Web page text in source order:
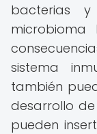
bacterias
sistema
también
desarrollo
pueden